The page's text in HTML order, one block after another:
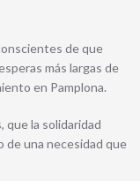
de que
más largas de
en Pamplona.
que la solidaridad
de una necesidad que